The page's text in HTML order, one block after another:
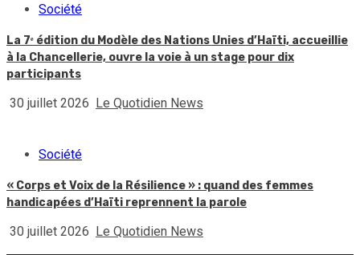
Société
La 7ᵉ édition du Modèle des Nations Unies d’Haïti, accueillie
à la Chancellerie, ouvre la voie à un stage pour dix
participants
30 juillet 2026 Le Quotidien News
Société
« Corps et Voix de la Résilience » : quand des femmes
handicapées d’Haïti reprennent la parole
30 juillet 2026 Le Quotidien News